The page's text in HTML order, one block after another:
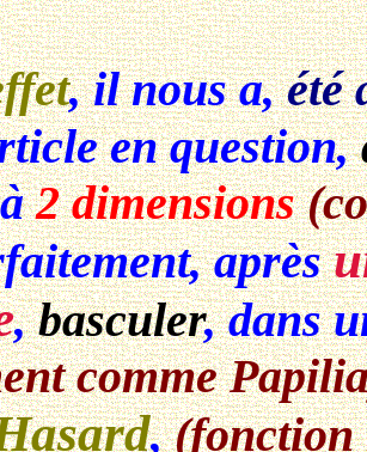
, il nous a,été
en question,
2 dimensions
après
,basculer, dans
comme
,(fonction